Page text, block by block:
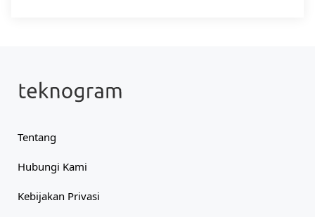
Tentang
Hubungi Kami
Kebijakan Privasi